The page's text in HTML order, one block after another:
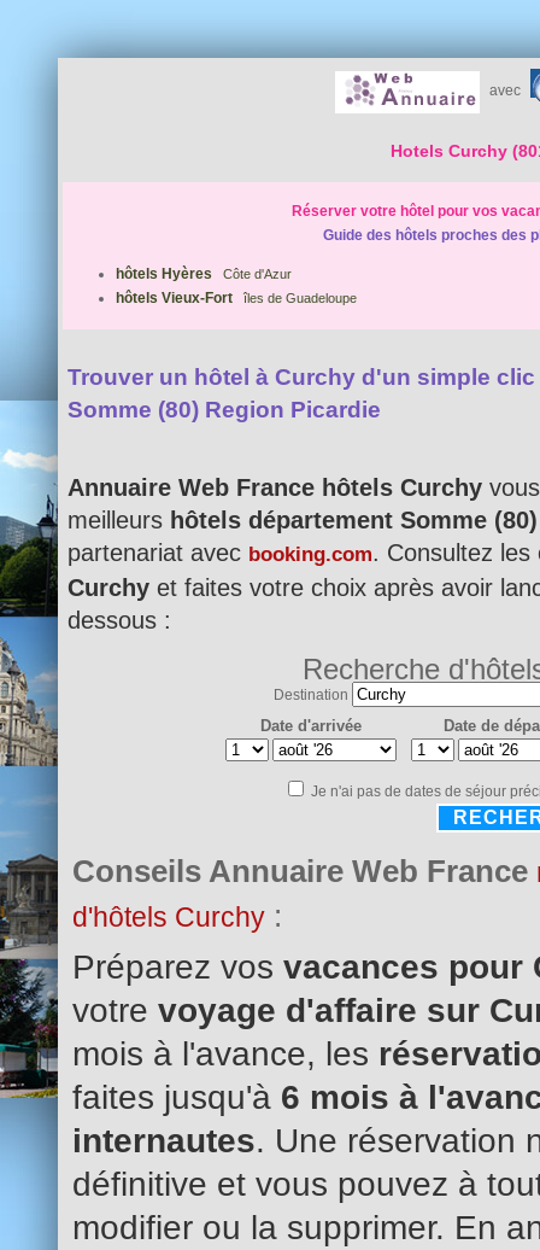
avec
Hotels Curchy
Réserver votre hôtel pour vos
Guide des hôtels proches des
hôtels Hyères Côte d'Azur
hôtels Vieux-Fort îles de Guadeloupe
Trouver un hôtel à Curchy d'un simple
Somme (80) Region Picardie
Annuaire Web France hôtels Curchy
meilleurs hôtels département Somme
partenariat avec booking.com. Consultez
Curchy et faites votre choix après avoir
dessous :
Recherche
Destination
Date d'arrivée Date de
Je n'ai pas de dates de séjour
Conseils Annuaire Web France
d'hôtels Curchy :
Préparez vos vacances pour
votre voyage d'affaire sur
mois à l'avance, les
faites jusqu'à 6 mois à
internautes. Une réservation
définitive et vous pouvez à
modifier ou la supprimer. En